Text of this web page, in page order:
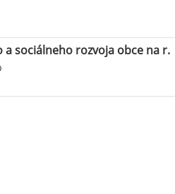
a sociálneho rozvoja obce na r.